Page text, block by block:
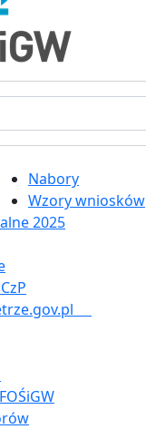
Nabory
Wzory wniosków
2025